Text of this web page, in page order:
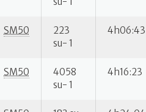
SM50
223
su- 1
4h06:43
SM50
4058
su- 1
4h16:23